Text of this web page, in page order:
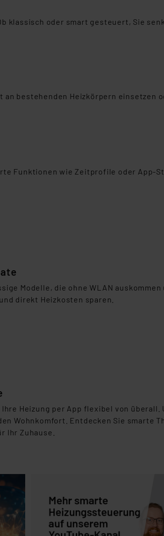
klassisch oder smart gesteuert, Sie
bestehenden Heizkörpern einsetzen
Funktionen wie Zeitprofile oder App-
Modelle, die ohne WLAN auskommen
direkt Heizkosten sparen.
Heizung per App flexibel von überall.
Wohnkomfort. Entdecken Sie smarte
Ihr Zuhause.